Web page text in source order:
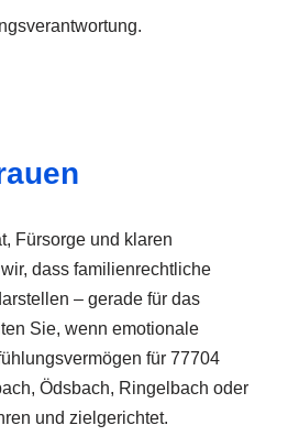
Fürsorge und klaren
dass familienrechtliche
– gerade für das
Sie, wenn emotionale
für 77704
Ödsbach, Ringelbach oder
und zielgerichtet.